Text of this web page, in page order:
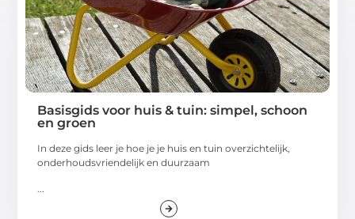
Basisgids voor huis & tuin: simpel, schoon
en groen
In deze gids leer je hoe je je huis en tuin overzichtelijk,
onderhoudsvriendelijk en duurzaam